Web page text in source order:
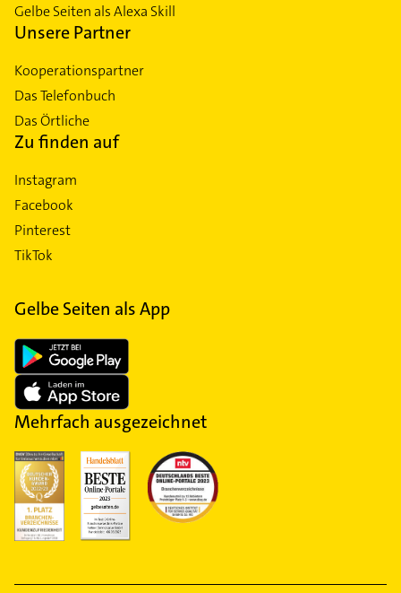
Gelbe Seiten als Alexa Skill
Unsere Partner
Kooperationspartner
Das Telefonbuch
Das Örtliche
Zu finden auf
Instagram
Facebook
Pinterest
TikTok
Gelbe Seiten als App
Mehrfach ausgezeichnet